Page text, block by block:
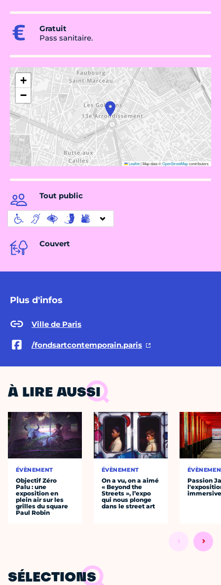
Gratuit
Pass sanitaire.
+
−
Leaflet|Map data ©OpenStreetMapcontributors
Tout public
Couvert
Plus d'infos
Ville de Paris
/fondsartcontemporain.paris
À LIRE AUSSI
ÉVÈNEMENT
Objectif Zéro
Palu : une
exposition en
plein air sur les
grilles du square
Paul Robin
ÉVÈNEMENT
On a vu, on a aimé
« Beyond the
Streets », l’expo
qui nous plonge
dans le street art
Passion
SÉLECTIONS